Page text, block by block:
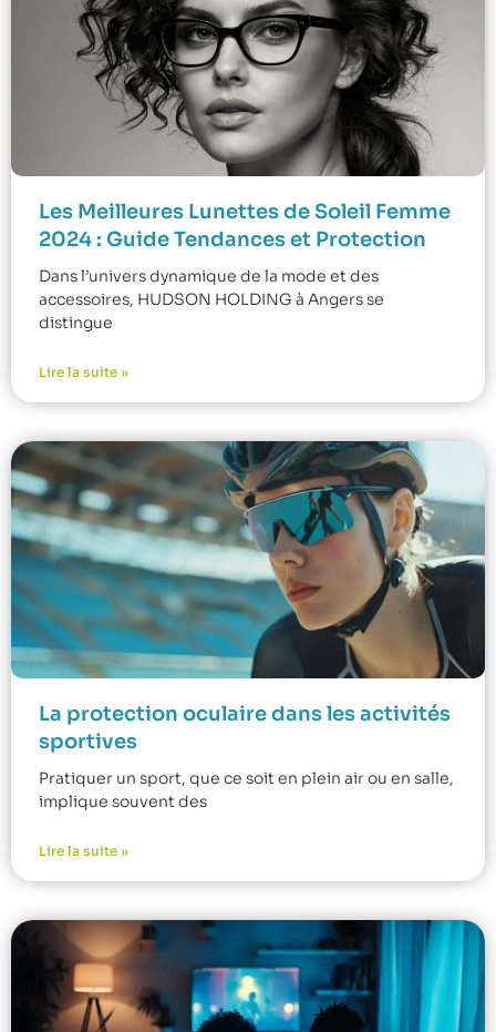
Les Meilleures Lunettes de Soleil Femme
2024 : Guide Tendances et Protection
Dans l’univers dynamique de la mode et des
accessoires, HUDSON HOLDING à Angers se
distingue
Lire la suite »
La protection oculaire dans les activités
sportives
Pratiquer un sport, que ce soit en plein air ou en salle,
implique souvent des
Lire la suite »